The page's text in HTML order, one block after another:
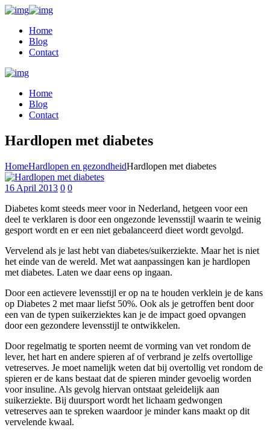
Home
Blog
Contact
Home
Blog
Contact
Hardlopen met diabetes
HomeHardlopen en gezondheidHardlopen met diabetes
16 April 2013 0 0
Diabetes komt steeds meer voor in Nederland, hetgeen voor een
deel te verklaren is door een ongezonde levensstijl waarin te weinig
gesport wordt en er een niet gebalanceerd dieet wordt gevolgd.
Vervelend als je last hebt van diabetes/suikerziekte. Maar het is niet
het einde van de wereld. Met wat aanpassingen kan je hardlopen
met diabetes. Laten we daar eens op ingaan.
Door een actievere levensstijl er op na te houden verklein je de kans
op Diabetes 2 met maar liefst 50%. Ook als je getroffen bent door
een van de typen suikerziektes kan je de impact goed opvangen
door een gezondere levensstijl te ontwikkelen.
Door regelmatig te sporten neemt de vorming van vet rondom de
lever, het hart en andere spieren af of verbrand je zelfs overtollige
vetreserves. Je moet namelijk weten dat bij overtollig vet rondom de
spieren er de kans bestaat dat de spieren minder gevoelig worden
voor insuline. Als gevolg hiervan ontstaat geleidelijk aan
suikerziekte. Bij duursport wordt het lichaam gedwongen
vetreserves aan te spreken waardoor je minder kans maakt op dit
vervelende kwaal.